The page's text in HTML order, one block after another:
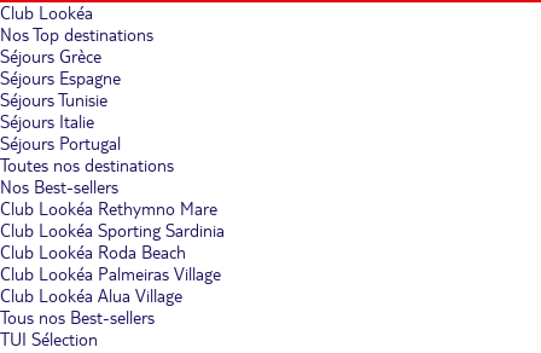
Club Lookéa
Nos Top destinations
Séjours Grèce
Séjours Espagne
Séjours Tunisie
Séjours Italie
Séjours Portugal
Toutes nos destinations
Nos Best-sellers
Club Lookéa Rethymno Mare
Club Lookéa Sporting Sardinia
Club Lookéa Roda Beach
Club Lookéa Palmeiras Village
Club Lookéa Alua Village
Tous nos Best-sellers
TUI Sélection